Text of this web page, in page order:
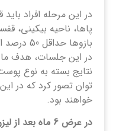
در این مرحله افراد باید
پاها، ناحیه بیکینی،
بازوها
در این جلسات، هدف
نتایج بسته به نوع
توان تصور کرد که در
خواهند بود.
در عرض 6 ماه بعد از لیزر موهای نازک